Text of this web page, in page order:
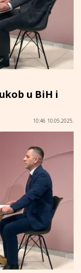
u BiH i
10:46 10.05.2025.